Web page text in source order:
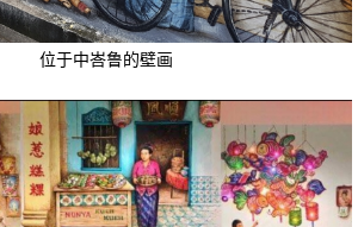
位于中峇鲁的壁画